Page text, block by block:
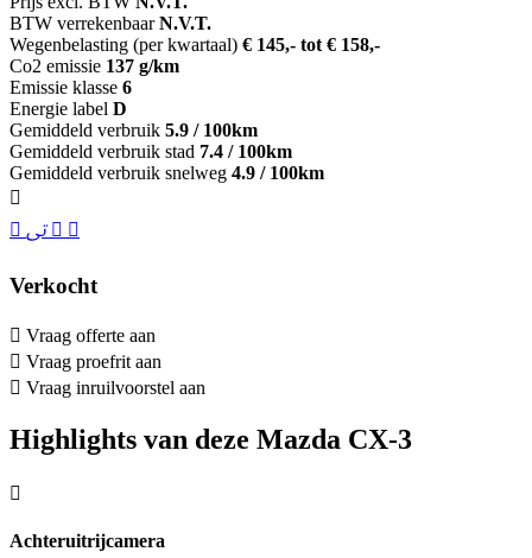
BTW verrekenbaar N.V.T.
Wegenbelasting (per kwartaal) € 145,- tot € 158,-
Co2 emissie 137 g/km
Emissie klasse 6
Energie label D
Gemiddeld verbruik 5.9 / 100km
Gemiddeld verbruik stad 7.4 / 100km
Gemiddeld verbruik snelweg 4.9 / 100km
Verkocht
Vraag offerte aan
Vraag proefrit aan
Vraag inruilvoorstel aan
Highlights van deze Mazda CX-3
Achteruitrijcamera